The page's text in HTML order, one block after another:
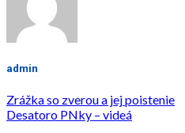
admin
Zrážka so zverou a jej poistenie
Desatoro PNky – videá